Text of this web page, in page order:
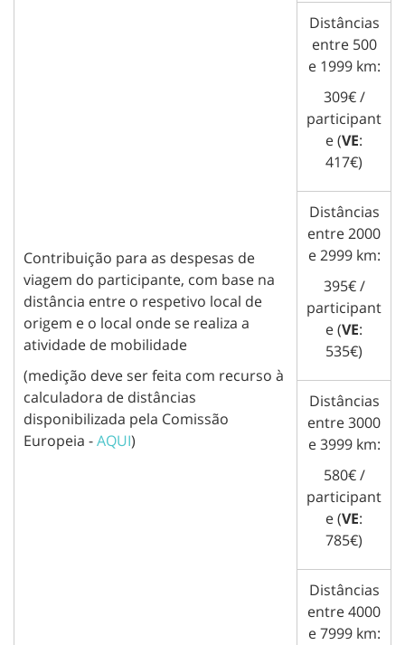
Contribuição para as despesas de
viagem do participante, com base na
distância entre o respetivo local de
origem e o local onde se realiza a
atividade de mobilidade
(medição deve ser feita com recurso à
calculadora de distâncias
disponibilizada pela Comissão
Europeia -AQUI)
Distâncias
entre 500
e 1999 km:
309€ /
participant
e (VE:
417€)
Distâncias
entre 2000
e 2999 km:
395€ /
participant
e (VE:
535€)
Distâncias
entre 3000
e 3999 km:
580€ /
participant
e (VE:
785€)
Distâncias
entre 4000
e 7999 km: